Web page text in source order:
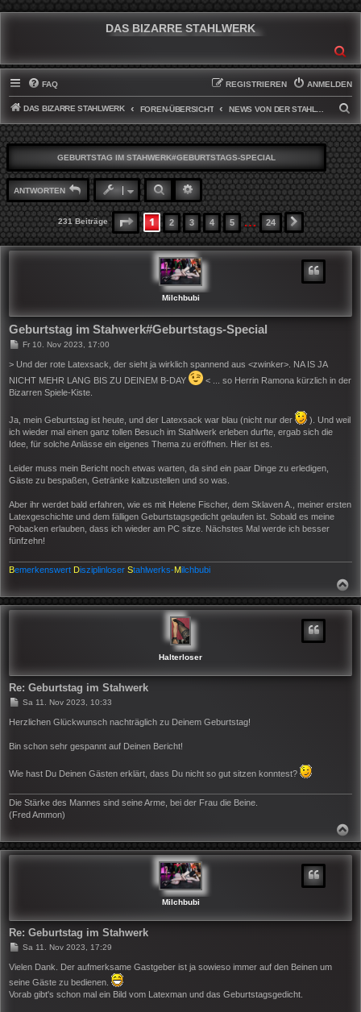
DAS BIZARRE STAHLWERK
FAQ ANMELDEN
REGISTRIEREN
DAS BIZARRE STAHLWERK FOREN-ÜBERSICHT
U
C
H
E
GEBURTSTAG IM STAHWERK#GEBURTSTAGS-SPECIAL
ANTWORTEN SUCHE ERWEITERTE SUCHE
231 Beiträge SEITE VON24
1 2 3 4 5 … 24 NÄCHSTE
Milchbubi
Geburtstag im Stahwerk#Geburtstags-Special
B
i
r
a
Fr 10. Nov 2023, 17:00
> Und der rote Latexsack, der sieht ja wirklich spannend aus <zwinker>. NA IS JA
NICHT MEHR LANG BIS ZU DEINEM B-DAY
< ... so Herrin Ramona kürzlich in der
Bizarren Spiele-Kiste.
Ja, mein Geburtstag ist heute, und der Latexsack war blau (nicht nur der
). Und weil
ich wieder mal einen ganz tollen Besuch im Stahlwerk erleben durfte, ergab sich die
Idee, für solche Anlässe ein eigenes Thema zu eröffnen. Hier ist es.
Leider muss mein Bericht noch etwas warten, da sind ein paar Dinge zu erledigen,
Gäste zu bespaßen, Getränke kaltzustellen und so was.
Aber ihr werdet bald erfahren, wie es mit Helene Fischer, dem Sklaven A., meiner ersten
Latexgeschichte und dem fälligen Geburtstagsgedicht gelaufen ist. Sobald es meine
Pobacken erlauben, dass ich wieder am PC sitze. Nächstes Mal werde ich besser
fünfzehn!
Bemerkenswert Disziplinloser Stahlwerks-Milchbubi
Halterloser
Re: Geburtstag im Stahwerk
B
i
a
Sa 11. Nov 2023, 10:33
Herzlichen Glückwunsch nachträglich zu Deinem Geburtstag!
Bin schon sehr gespannt auf Deinen Bericht!
Wie hast Du Deinen Gästen erklärt, dass Du nicht so gut sitzen konntest?
Die Stärke des Mannes sind seine Arme, bei der Frau die Beine.
(Fred Ammon)
C
Milchbubi
Re: Geburtstag im Stahwerk
B
i
r
a
Sa 11. Nov 2023, 17:29
Vielen Dank. Der aufmerksame Gastgeber ist ja sowieso immer auf den Beinen um
seine Gäste zu bedienen.
Vorab gibt's schon mal ein Bild vom Latexman und das Geburtstagsgedicht.